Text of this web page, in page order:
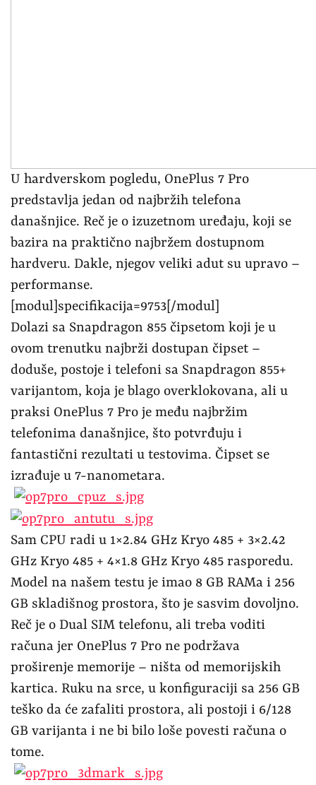
U hardverskom pogledu, OnePlus 7 Pro
predstavlja jedan od najbržih telefona
današnjice. Reč je o izuzetnom uređaju, koji se
bazira na praktično najbržem dostupnom
hardveru. Dakle, njegov veliki adut su upravo –
performanse.
[modul]specifikacija=9753[/modul]
Dolazi sa Snapdragon 855 čipsetom koji je u
ovom trenutku najbrži dostupan čipset –
doduše, postoje i telefoni sa Snapdragon 855+
varijantom, koja je blago overklokovana, ali u
praksi OnePlus 7 Pro je među najbržim
telefonima današnjice, što potvrđuju i
fantastični rezultati u testovima. Čipset se
izrađuje u 7-nanometara.
Sam CPU radi u 1×2.84 GHz Kryo 485 + 3×2.42
GHz Kryo 485 + 4×1.8 GHz Kryo 485 rasporedu.
Model na našem testu je imao 8 GB RAMa i 256
GB skladišnog prostora, što je sasvim dovoljno.
Reč je o Dual SIM telefonu, ali treba voditi
računa jer OnePlus 7 Pro ne podržava
proširenje memorije – ništa od memorijskih
kartica. Ruku na srce, u konfiguraciji sa 256 GB
teško da će zafaliti prostora, ali postoji i 6/128
GB varijanta i ne bi bilo loše povesti računa o
tome.